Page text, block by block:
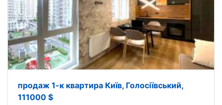
продаж 1-к квартира Київ, Голосіївський,
111000 $